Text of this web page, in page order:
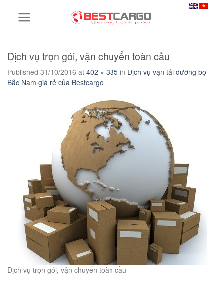
Dịch vụ trọn gói, vận chuyển toàn cầu
Published 31/10/2016 at 402 × 335 in Dịch vụ vận tải đường bộ
Bắc Nam giá rẻ của Bestcargo
Dịch vụ trọn gói, vận chuyển toàn cầu